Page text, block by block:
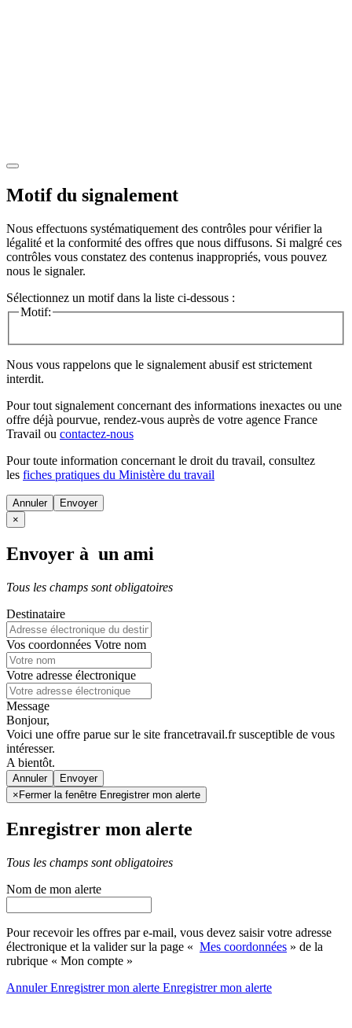
Motif du signalement
Nous effectuons systématiquement des contrôles pour vérifier la
légalité et la conformité des offres que nous diffusons. Si malgré ces
contrôles vous constatez des contenus inappropriés, vous pouvez
nous le signaler.
Sélectionnez un motif dans la liste ci-dessous :
Motif:
Nous vous rappelons que le signalement abusif est strictement
interdit.
Pour tout signalement concernant des informations inexactes ou une
offre déjà pourvue, rendez-vous auprès de votre agence France
Travail ou contactez-nous
Pour toute information concernant le droit du travail, consultez
les fiches pratiques du Ministère du travail
Annuler
×
Envoyer à un ami
Tous les champs sont obligatoires
Destinataire
Vos coordonnées Votre nom
Votre adresse électronique
Message
Bonjour,
Voici une offre parue sur le site francetravail.fr susceptible de vous
intéresser.
A bientôt.
Annuler
× Fermer la fenêtre Enregistrer mon alerte
Enregistrer mon alerte
Tous les champs sont obligatoires
Nom de mon alerte
Pour recevoir les offres par e-mail, vous devez saisir votre adresse
électronique et la valider sur la page « Mes coordonnées » de la
rubrique « Mon compte »
AnnulerEnregistrer mon alerte Enregistrermon alerte